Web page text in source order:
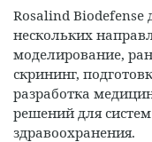
Rosalind
нескольких
моделирование,
скрининг,
разработка
решений для
здравоохранения.